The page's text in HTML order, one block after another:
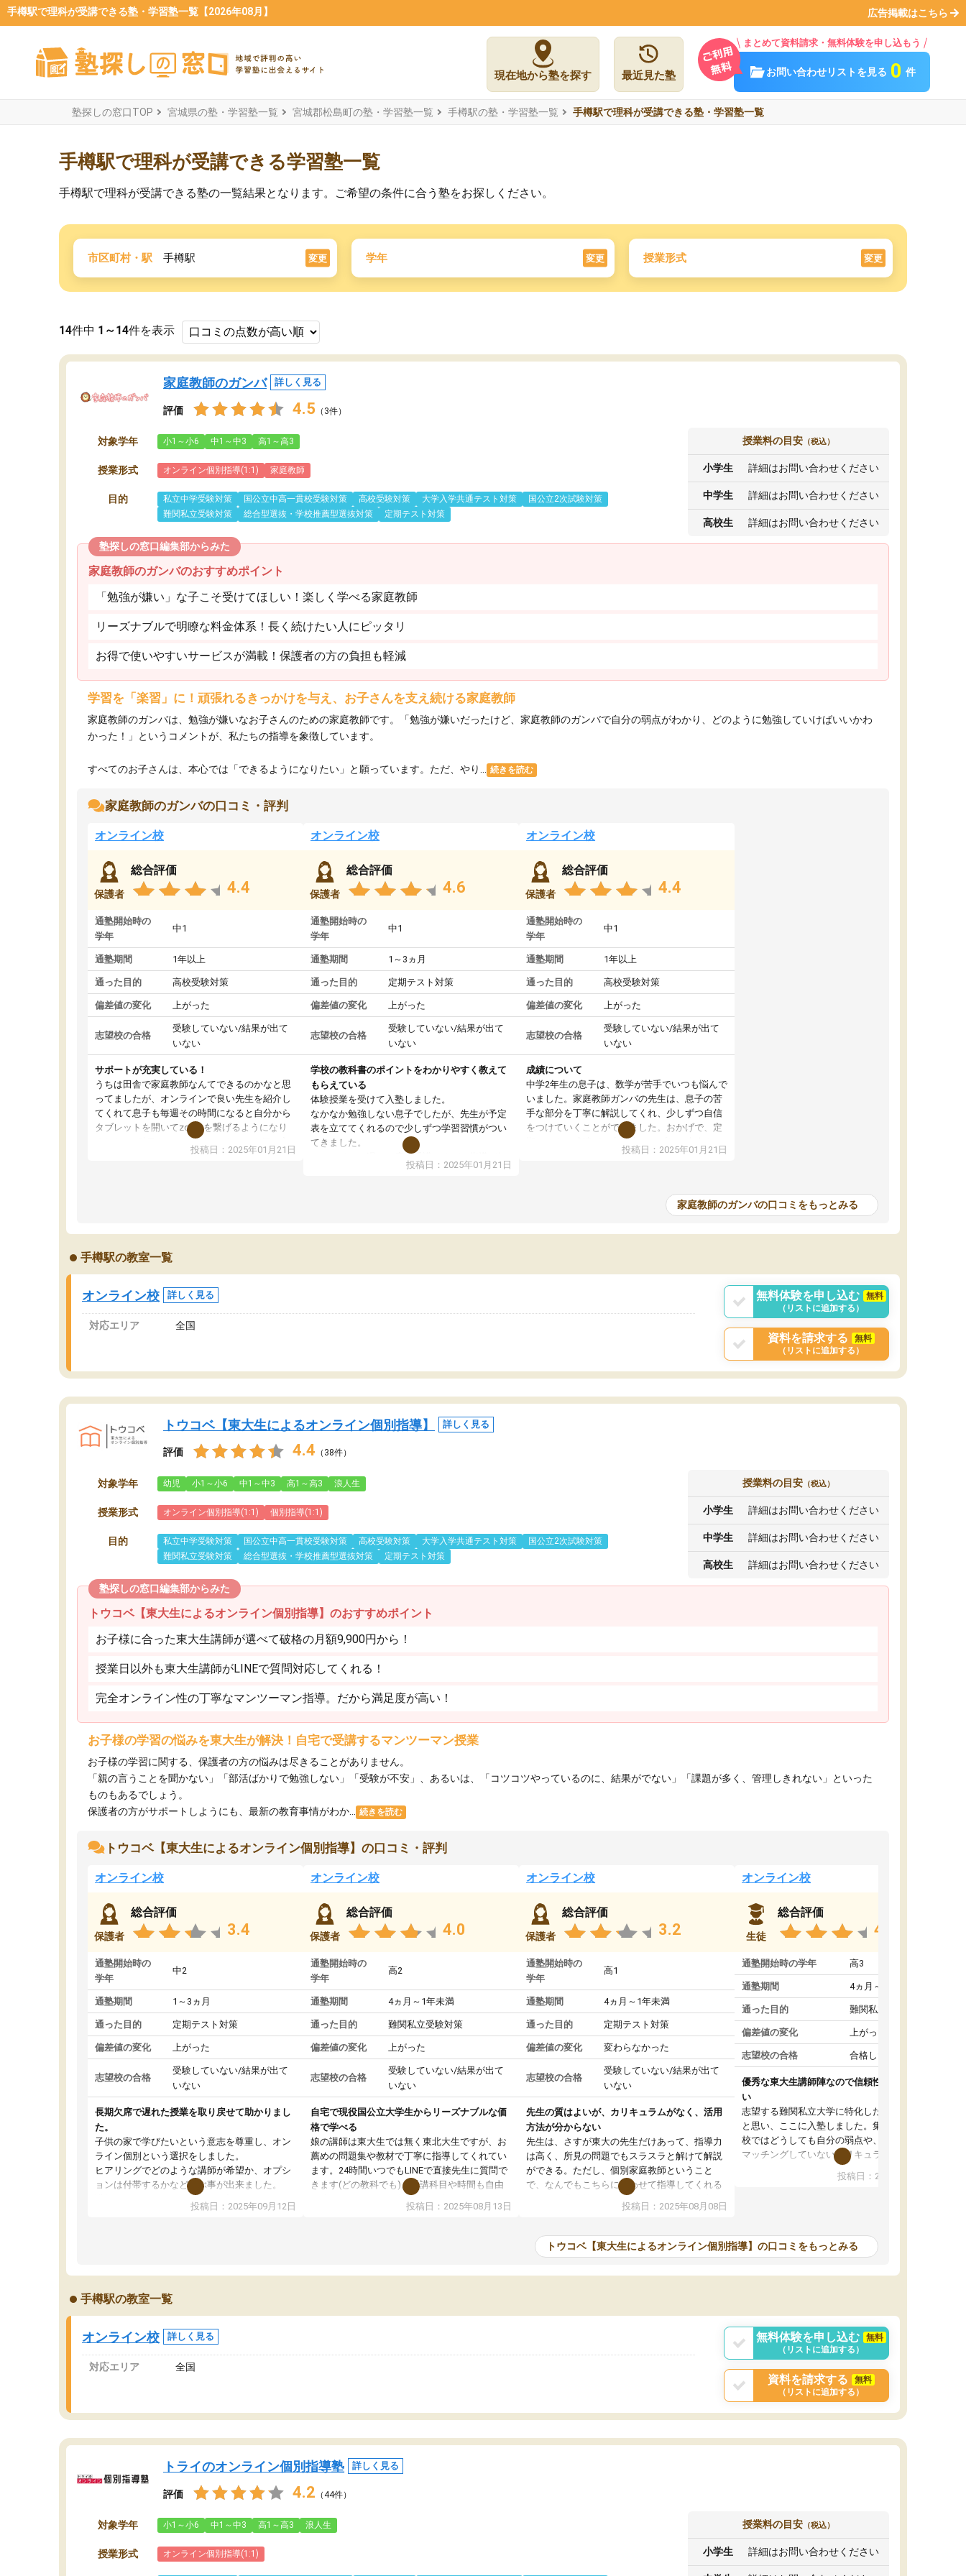
手樽駅で理科が受講できる塾・学習塾一覧【2026年08月】 広告掲載はこちら
現在地から塾を探す 最近見た塾
まとめて資料請求・無料体験を申し込もう
お問い合わせリストを見る 0 件
塾探しの窓口TOP 宮城県の塾・学習塾一覧 宮城郡松島町の塾・学習塾一覧 手樽駅の塾・学習塾一覧 手樽駅で理科が受講できる塾・学習塾一覧
手樽駅で理科が受講できる学習塾一覧
手樽駅で理科が受講できる塾の一覧結果となります。ご希望の条件に合う塾をお探しください。
市区町村・駅 手樽駅 変更 学年 変更 授業形式 変更
14件中 1～14件を表示
家庭教師のガンバ 詳しく見る
評価 4.5 （3件）
対象学年 小1～小6 中1～中3 高1～高3
授業形式 オンライン個別指導(1:1) 家庭教師
目的 私立中学受験対策 国公立中高一貫校受験対策 高校受験対策 大学入学共通テスト対策
国公立2次試験対策
難関私立受験対策
総合型選抜・学校推薦型選抜対策 定期テスト対策
授業料の目安 （税込）
小学生 詳細はお問い合わせください
中学生 詳細はお問い合わせください
高校生 詳細はお問い合わせください
塾探しの窓口編集部からみた
家庭教師のガンバのおすすめポイント
「勉強が嫌い」な子こそ受けてほしい！楽しく学べる家庭教師
リーズナブルで明瞭な料金体系！長く続けたい人にピッタリ
お得で使いやすいサービスが満載！保護者の方の負担も軽減
学習を「楽習」に！頑張れるきっかけを与え、お子さんを支え続ける家庭教師
家庭教師のガンバは、勉強が嫌いなお子さんのための家庭教師です。「勉強が嫌いだったけど、家庭教師のガンバで自分の弱点がわかり、どのように勉強していけばいいかわ
かった！」というコメントが、私たちの指導を象徴しています。
すべてのお子さんは、本心では「できるようになりたい」と願っています。ただ、やり... 続きを読む
家庭教師のガンバの口コミ・評判
オンライン校
保護者
総合評価
4.4
通塾開始時の
学年
中1
通塾期間 1年以上
通った目的 高校受験対策
偏差値の変化 上がった
志望校の合格
受験していない/結果が出て
いない
サポートが充実している！
うちは田舎で家庭教師なんてできるのかなと思
ってましたが、オンラインで良い先生を紹介し
てくれて息子も毎週その時間になると自分から
タブレットを開いてzoomを繋げるようになり
ました！5科目なんでもOKなのもとても気に入
投稿日：2025年01月21日
オンライン校
保護者
総合評価
4.6
通塾開始時の
学年
中1
通塾期間 1～3ヵ月
通った目的 定期テスト対策
偏差値の変化 上がった
志望校の合格
受験していない/結果が出て
いない
学校の教科書のポイントをわかりやすく教えて
もらえている
体験授業を受けて入塾しました。
なかなか勉強しない息子でしたが、先生が予定
表を立ててくれるので少しずつ学習習慣がつい
てきました。
オンラインで週に一度の受講ですが、指導が無
い日も予定表に基づいて勉強したり、LINEでわ
投稿日：2025年01月21日
オンライン校
保護者
総合評価
4.4
通塾開始時の
学年
中1
通塾期間 1年以上
通った目的 高校受験対策
偏差値の変化 上がった
志望校の合格
受験していない/結果が出て
いない
成績について
中学2年生の息子は、数学が苦手でいつも悩んで
いました。家庭教師ガンバの先生は、息子の苦
手な部分を丁寧に解説してくれ、少しずつ自信
をつけていくことができました。おかげで、定
期テストの成績が10点以上アップし、本人もと
投稿日：2025年01月21日
家庭教師のガンバの口コミをもっとみる
手樽駅の教室一覧
オンライン校 詳しく見る
対応エリア 全国
無料体験を申し込む
無料
（リストに追加する）
資料を請求する
無料
（リストに追加する）
トウコベ【東大生によるオンライン個別指導】 詳しく見る
評価 4.4 （38件）
対象学年 幼児 小1～小6 中1～中3 高1～高3 浪人生
授業形式 オンライン個別指導(1:1) 個別指導(1:1)
目的 私立中学受験対策 国公立中高一貫校受験対策 高校受験対策 大学入学共通テスト対策
国公立2次試験対策
難関私立受験対策
総合型選抜・学校推薦型選抜対策 定期テスト対策
授業料の目安 （税込）
小学生 詳細はお問い合わせください
中学生 詳細はお問い合わせください
高校生 詳細はお問い合わせください
塾探しの窓口編集部からみた
トウコベ【東大生によるオンライン個別指導】のおすすめポイント
お子様に合った東大生講師が選べて破格の月額9,900円から！
授業日以外も東大生講師がLINEで質問対応してくれる！
完全オンライン性の丁寧なマンツーマン指導。だから満足度が高い！
お子様の学習の悩みを東大生が解決！自宅で受講するマンツーマン授業
お子様の学習に関する、保護者の方の悩みは尽きることがありません。
「親の言うことを聞かない」「部活ばかりで勉強しない」「受験が不安」、あるいは、「コツコツやっているのに、結果がでない」「課題が多く、管理しきれない」といった
ものもあるでしょう。
保護者の方がサポートしようにも、最新の教育事情がわか...
続きを読む
トウコベ【東大生によるオンライン個別指導】の口コミ・評判
オンライン校
保護者
総合評価
3.4
通塾開始時の
学年
中2
通塾期間 1～3ヵ月
通った目的 定期テスト対策
偏差値の変化 上がった
志望校の合格
受験していない/結果が出て
いない
長期欠席で遅れた授業を取り戻せて助かりまし
た。
子供の家で学びたいという意志を尊重し、オン
ライン個別という選択をしました。
ヒアリングでどのような講師が希望か、オプシ
ョンは付帯するかなど選ぶ事が出来ました。
講師とのマッチング後講師との初回ミーティン
グを行い、その講師で良いか他の講師を希望す
オンラインツールを使用した単語帳の共有があ
り宿題もそちらで出される形でした。
2ヶ月で担当講師の方がお辞めになると言う事で
講師変更の申し出があり、あまりに短期での変
更だった為、塾に通う事にして退会しました。
遅れも取り戻せ、授業内容や講師の方は良かっ
投稿日：2025年09月12日
オンライン校
保護者
総合評価
4.0
通塾開始時の
学年
高2
通塾期間 4ヵ月～1年未満
通った目的 難関私立受験対策
偏差値の変化 上がった
志望校の合格
受験していない/結果が出て
いない
自宅で現役国公立大学生からリーズナブルな価
格で学べる
娘の講師は東大生では無く東北大生ですが、お
薦めの問題集や教材で丁寧に指導してくれてい
ます。24時間いつでもLINEで直接先生に質問で
きます(どの教科でも)。受講科目や時間も自由
に決めれるので、個人に合った勉強ができると
思います。カリキュラム相談みたいなのがあり
ます。講師も合わなければチェンジできます
投稿日：2025年08月13日
オンライン校
保護者
総合評価
3.2
通塾開始時の
学年
高1
通塾期間 4ヵ月～1年未満
通った目的 定期テスト対策
偏差値の変化 変わらなかった
志望校の合格
受験していない/結果が出て
いない
先生の質はよいが、カリキュラムがなく、活用
方法が分からない
先生は、さすが東大の先生だけあって、指導力
は高く、所見の問題でもスラスラと解けて解説
ができる。ただし、個別家庭教師ということ
で、なんでもこちらに合わせて指導してくれる
のだが、具体的なカリキュラムがない。当方
は、授業の先取り学習をするため、学校の教科
いただいたが、1時間の時間を使って進められる
範囲は限られており、それであれば自学自習で
なく、上手い活用の仕方が分からず辞めること
投稿日：2025年08月08日
オンライン校
生徒
総合評価
4.4
通塾開始時の学年 高3
通塾期間 4ヵ月～1年未満
通った目的 難関私立受験対策
偏差値の変化 上がった
志望校の合格 合格した
優秀な東大生講師陣なので信頼性や安心感が高
い
志望する難関私立大学に特化した準備をしたい
と思い、ここに入塾しました。集団指導の予備
校ではどうしても自分の弱点や、志望校対策に
マッチングしていないカリキュラムに不安を感
また受験のノウハウを蓄積している優秀な東大
ツーマン指導によって、自分の志望校にふさわ
しいオリジナルのカリキュラムを提案してくれ
と感じました。
投稿日：2024年02月19日
トウコベ【東大生によるオンライン個別指導】の口コミをもっとみる
手樽駅の教室一覧
オンライン校 詳しく見る
対応エリア 全国
無料体験を申し込む
無料
（リストに追加する）
資料を請求する
無料
（リストに追加する）
トライのオンライン個別指導塾 詳しく見る
評価 4.2 （44件）
対象学年 小1～小6 中1～中3 高1～高3 浪人生
授業形式 オンライン個別指導(1:1)
授業料の目安 （税込）
小学生 詳細はお問い合わせください